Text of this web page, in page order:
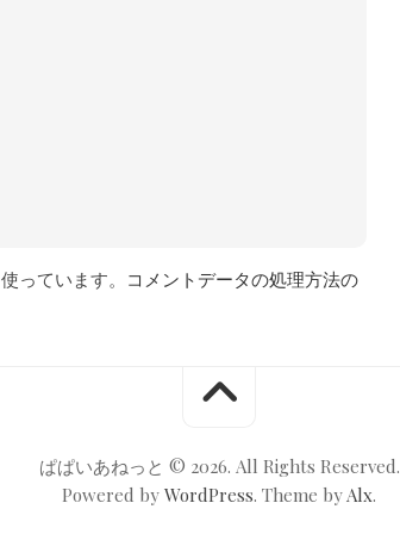
っています。 コメントデータの処理方法の
ぱぱいあねっと © 2026. All Rights Reserved.
Powered by WordPress. Theme byAlx.